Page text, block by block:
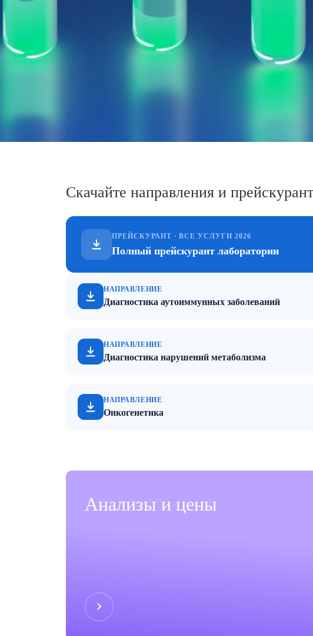
Скачайте направления и прейскурант
Полный прейскурант лаборатории
Диагностика аутоиммунных заболеваний
Диагностика нарушений метаболизма
Анализы и цены